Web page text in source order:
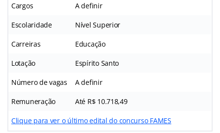
Cargos A definir
Escolaridade Nível Superior
Carreiras Educação
Lotação Espírito Santo
Número de vagas A definir
Remuneração Até R$ 10.718,49
Clique para ver o último edital do concurso FAMES